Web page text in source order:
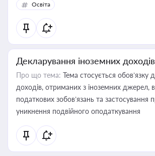
Освіта
Декларування іноземних доходів
Про що тема: Тема стосується обов’язку
доходів, отриманих з іноземних джерел,
податкових зобов’язань та застосування
уникнення подвійного оподаткування